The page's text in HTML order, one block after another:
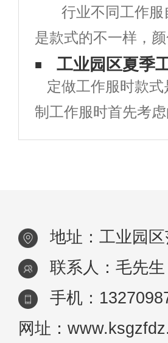
了”。 线下定做
序 1、面料裁
格的面料，依照个
(独自
行业不同工作服
是款式的不一样，
提到医生首先想到
制工作服都是橘色
开车的司机们留
作服寄意为：活泼
工业园区夏季
定做工作服时款
制工作服时首先考
作服定做时工作服
象，也可大
地址：工业园
联系人：毛先生
手机：
网址：